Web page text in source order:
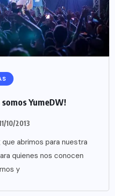
YumeDW!
10/2013
abrimos para nuestra
quienes nos conocen
y